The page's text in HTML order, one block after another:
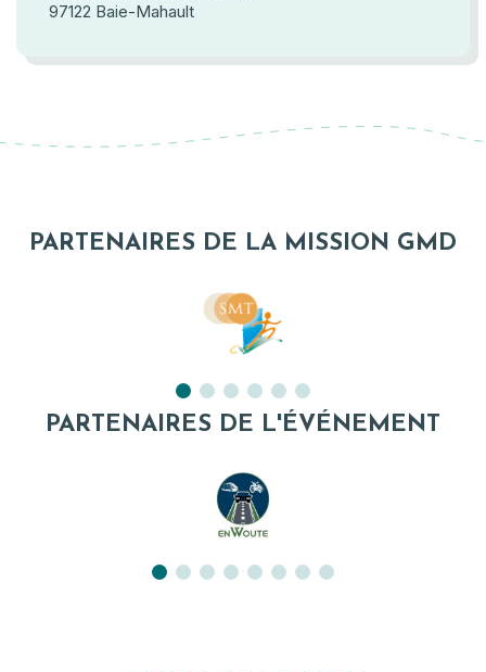
97122 Baie-Mahault
PARTENAIRES DE LA MISSION GMD
PARTENAIRES DE L'ÉVÉNEMENT